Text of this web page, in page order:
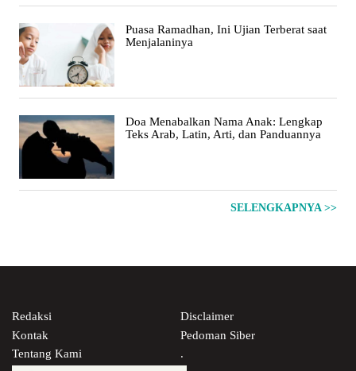
Puasa Ramadhan, Ini Ujian Terberat saat
Menjalaninya
Doa Menabalkan Nama Anak: Lengkap
Teks Arab, Latin, Arti, dan Panduannya
SELENGKAPNYA >>
Redaksi
Kontak
Tentang Kami
Disclaimer
Pedoman Siber
.